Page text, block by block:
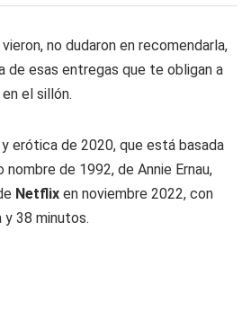
no dudaron en recomendarla,
de esas entregas que te obligan a
el sillón.
erótica de 2020, que está basada
de 1992, de Annie Ernau,
Netflix en noviembre 2022, con
y 38 minutos.